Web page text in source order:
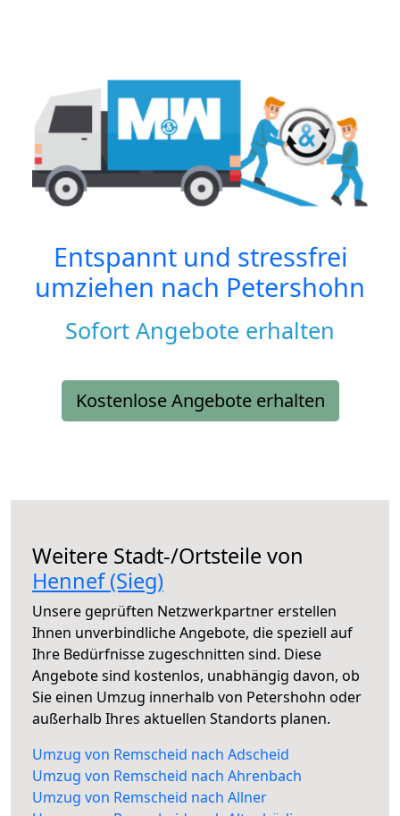
Entspannt und stressfrei
umziehen nach Petershohn
Sofort Angebote erhalten
Kostenlose Angebote erhalten
Weitere Stadt-/Ortsteile von
Hennef (Sieg)
Unsere geprüften Netzwerkpartner erstellen
Ihnen unverbindliche Angebote, die speziell auf
Ihre Bedürfnisse zugeschnitten sind. Diese
Angebote sind kostenlos, unabhängig davon, ob
Sie einen Umzug innerhalb von Petershohn oder
außerhalb Ihres aktuellen Standorts planen.
Umzug von Remscheid nach Adscheid
Umzug von Remscheid nach Ahrenbach
Umzug von Remscheid nach Allner